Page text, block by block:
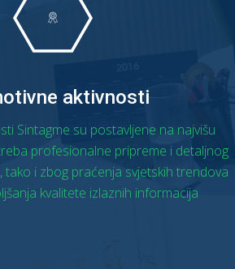
aktivnosti
Sintagme su postavljene na najvišu
profesionalne pripreme i detaljnog
tako i zbog praćenja svjetskih trendova
kvalitete izlaznih informacija